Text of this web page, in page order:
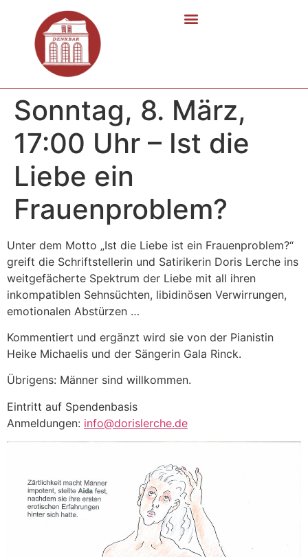
Sonntag, 8. März,
17:00 Uhr – Ist die
Liebe ein
Frauenproblem?
Unter dem Motto „Ist die Liebe ist ein Frauenproblem?“
greift die Schriftstellerin und Satirikerin Doris Lerche ins
weitgefächerte Spektrum der Liebe mit all ihren
inkompatiblen Sehnsüchten, libidinösen Verwirrungen,
emotionalen Abstürzen …
Kommentiert und ergänzt wird sie von der Pianistin
Heike Michaelis und der Sängerin Gala Rinck.
Übrigens: Männer sind willkommen.
Eintritt auf Spendenbasis
Anmeldungen: info@dorislerche.de